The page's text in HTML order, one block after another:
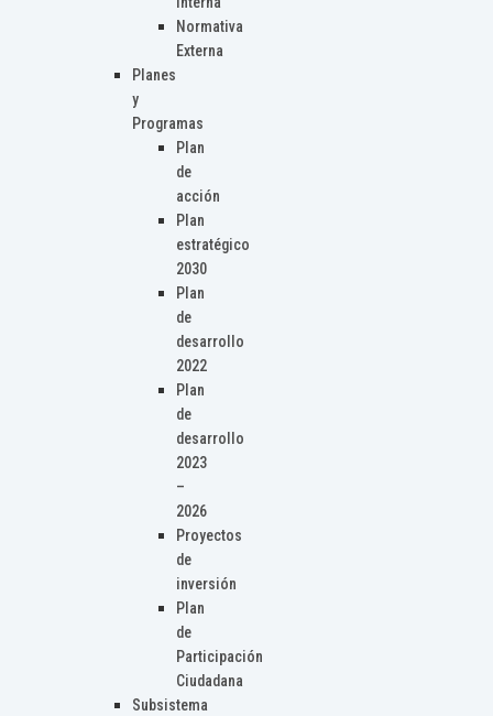
Normativa
Externa
Planes
y
Programas
Plan
de
acción
Plan
estratégico
2030
Plan
de
desarrollo
2022
Plan
de
desarrollo
2023
–
2026
Proyectos
de
inversión
Plan
de
Participación
Ciudadana
Subsistema